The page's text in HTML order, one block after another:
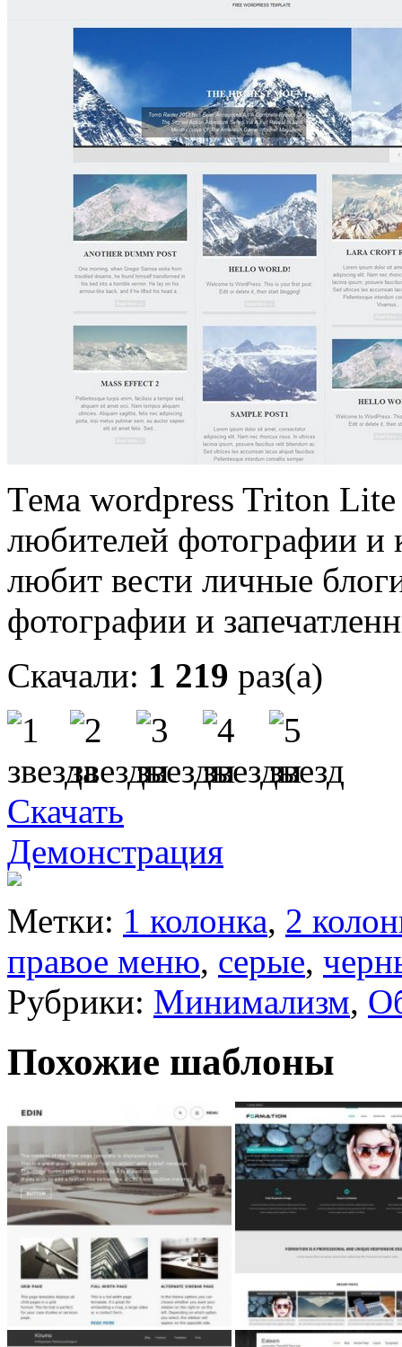
Тема wordpress Triton Lite
любителей фотографии и
любит вести личные
фотографии и
Скачали: 1 219 раз(а)
Скачать
Демонстрация
Метки: 1 колонка, 2
правое меню, серые,
Рубрики: Минимализм,
Похожие шаблоны